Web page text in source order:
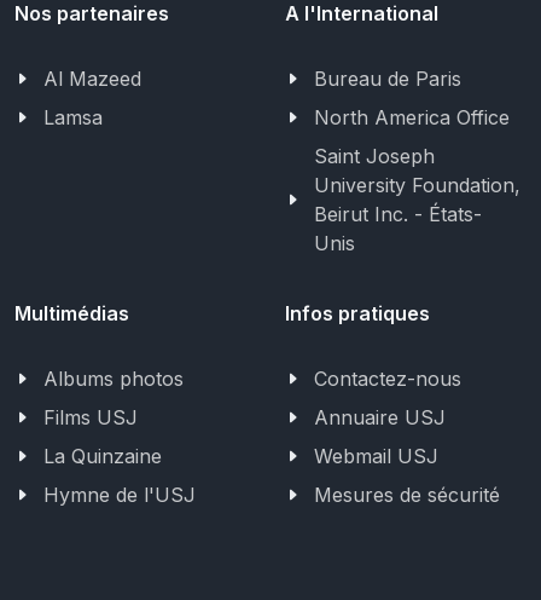
Nos partenaires
Al Mazeed
Lamsa
A l'International
Bureau de Paris
North America Office
Saint Joseph
University Foundation,
Beirut Inc. - États-
Unis
Multimédias
Albums photos
Films USJ
La Quinzaine
Hymne de l'USJ
Infos pratiques
Contactez-nous
Annuaire USJ
Webmail USJ
Mesures de sécurité